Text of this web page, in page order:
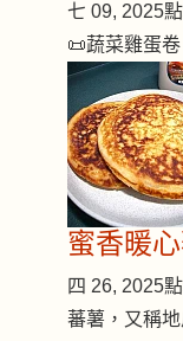
七 09, 2025
📜蔬菜雞蛋
蜜香暖
四 26, 2025
蕃薯，又稱